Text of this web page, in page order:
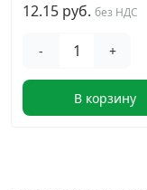
12.15 руб. без НДС
- +
В корзину